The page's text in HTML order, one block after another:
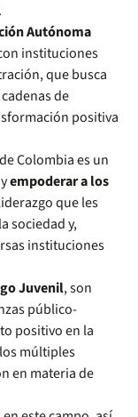
Autónoma
instituciones
que busca
de
positiva
Colombia es un
empoderar a los
que les
sociedad y,
instituciones
Juvenil, son
público-
positivo en la
múltiples
en materia de